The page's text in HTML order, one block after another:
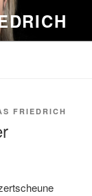
FRIEDRICH